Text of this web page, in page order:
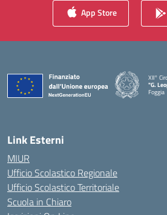
App Store
XII°
"G.
Foggia
—
Link Esterni
MIUR
Ufficio Scolastico Regionale
Ufficio Scolastico Territoriale
Scuola in Chiaro